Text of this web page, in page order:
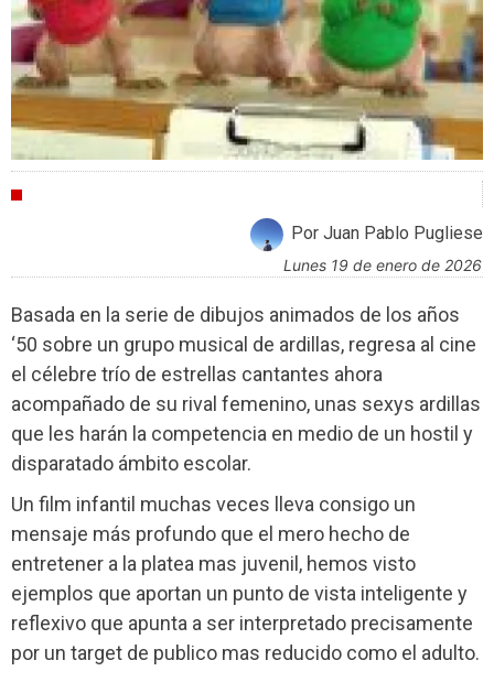
Por Juan Pablo Pugliese
lunes 19 de enero de 2026
Basada en la serie de dibujos animados de los años
‘50 sobre un grupo musical de ardillas, regresa al cine
el célebre trío de estrellas cantantes ahora
acompañado de su rival femenino, unas sexys ardillas
que les harán la competencia en medio de un hostil y
disparatado ámbito escolar.
Un film infantil muchas veces lleva consigo un
mensaje más profundo que el mero hecho de
entretener a la platea mas juvenil, hemos visto
ejemplos que aportan un punto de vista inteligente y
reflexivo que apunta a ser interpretado precisamente
por un target de publico mas reducido como el adulto.